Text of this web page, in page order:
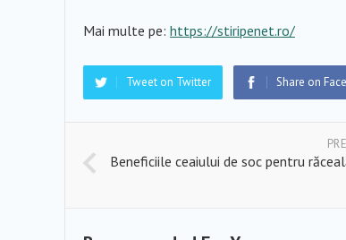
Mai multe pe: https://stiripenet.ro/
Tweet on Twitter Share on
Beneficiile ceaiului de soc pentru